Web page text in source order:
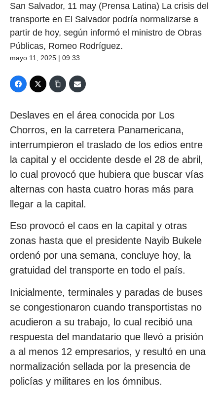
San Salvador, 11 may (Prensa Latina) La crisis del
transporte en El Salvador podría normalizarse a
partir de hoy, según informó el ministro de Obras
Públicas, Romeo Rodríguez.
mayo 11, 2025 | 09:33
Deslaves en el área conocida por Los
Chorros, en la carretera Panamericana,
interrumpieron el traslado de los edios entre
la capital y el occidente desde el 28 de abril,
lo cual provocó que hubiera que buscar vías
alternas con hasta cuatro horas más para
llegar a la capital.
Eso provocó el caos en la capital y otras
zonas hasta que el presidente Nayib Bukele
ordenó por una semana, concluye hoy, la
gratuidad del transporte en todo el país.
Inicialmente, terminales y paradas de buses
se congestionaron cuando transportistas no
acudieron a su trabajo, lo cual recibió una
respuesta del mandatario que llevó a prisión
a al menos 12 empresarios, y resultó en una
normalización sellada por la presencia de
policías y militares en los ómnibus.